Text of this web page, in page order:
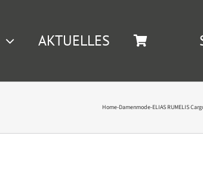
AKTUELLES
Home-Damenmode-ELIAS RUMELIS